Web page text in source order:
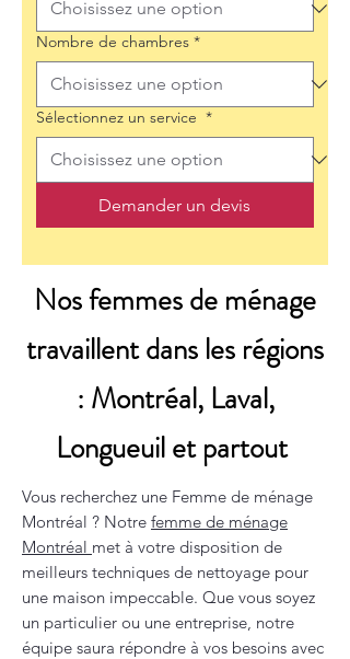
Nombre de chambres *
Sélectionnez un service *
Demander un devis
Nos femmes de ménage
travaillent dans les régions
: Montréal, Laval,
Longueuil et partout
Vous recherchez une Femme de ménage
Montréal ? Notre femme de ménage
Montréal met à votre disposition de
meilleurs techniques de nettoyage pour
une maison impeccable. Que vous soyez
un particulier ou une entreprise, notre
équipe saura répondre à vos besoins avec